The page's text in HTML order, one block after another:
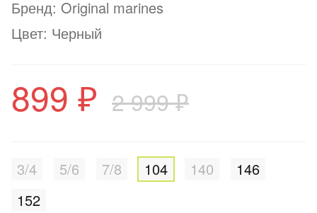
Бренд: Original marines
Цвет: Черный
899 ₽ 2 999 ₽
3/4 5/6 7/8 104 140
146
152
Оставшиеся75% будут